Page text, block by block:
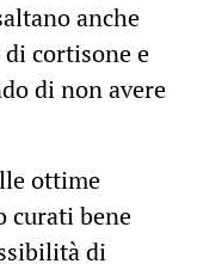
anche
cortisone e
di non avere
ottime
curati bene
di